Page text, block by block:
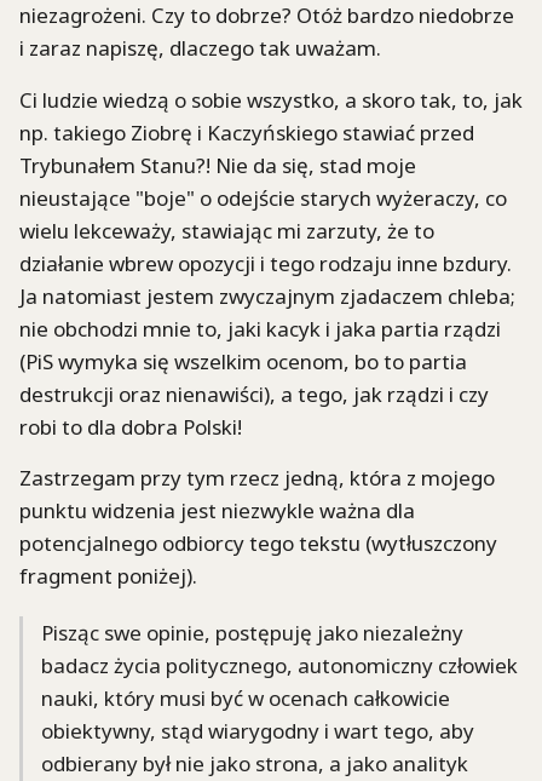
niezagrożeni. Czy to dobrze? Otóż bardzo niedobrze
i zaraz napiszę, dlaczego tak uważam.
Ci ludzie wiedzą o sobie wszystko, a skoro tak, to, jak
np. takiego Ziobrę i Kaczyńskiego stawiać przed
Trybunałem Stanu?! Nie da się, stad moje
nieustające "boje" o odejście starych wyżeraczy, co
wielu lekceważy, stawiając mi zarzuty, że to
działanie wbrew opozycji i tego rodzaju inne bzdury.
Ja natomiast jestem zwyczajnym zjadaczem chleba;
nie obchodzi mnie to, jaki kacyk i jaka partia rządzi
(PiS wymyka się wszelkim ocenom, bo to partia
destrukcji oraz nienawiści), a tego, jak rządzi i czy
robi to dla dobra Polski!
Zastrzegam przy tym rzecz jedną, która z mojego
punktu widzenia jest niezwykle ważna dla
potencjalnego odbiorcy tego tekstu (wytłuszczony
fragment poniżej).
Pisząc swe opinie, postępuję jako niezależny
badacz życia politycznego, autonomiczny człowiek
nauki, który musi być w ocenach całkowicie
obiektywny, stąd wiarygodny i wart tego, aby
odbierany był nie jako strona, a jako analityk